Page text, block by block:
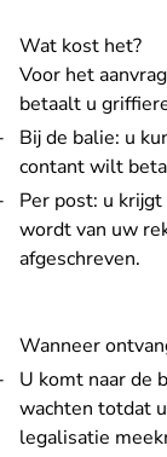
Wat kost het?
Voor het
betaalt u
Bij de balie: u
contant wilt
Per post: u
wordt van uw
afgeschreven.
Wanneer
U komt naar de
wachten totdat
legalisatie